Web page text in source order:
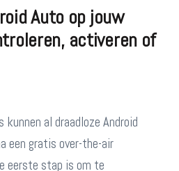
Auto op jouw
activeren of
al draadloze Android
een gratis over-the-air
eerste stap is om te